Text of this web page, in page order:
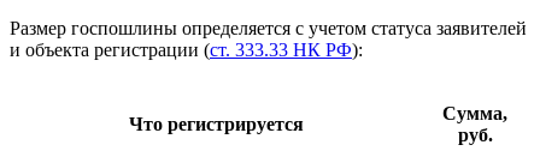
Размер госпошлины определяется с учетом статуса заявителей
и объекта регистрации (ст. 333.33 НК РФ):
Что регистрируется
Сумма,
руб.